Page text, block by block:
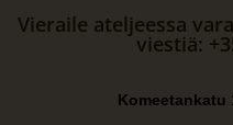
Vieraile ateljeessa
viestiä:
Komeetankatu